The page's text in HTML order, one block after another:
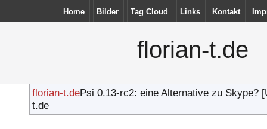
Home Bilder Tag Cloud Links Kontakt
florian-t.de
florian-t.dePsi 0.13-rc2: eine Alternative zu Skype?
t.de